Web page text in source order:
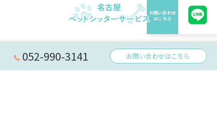
052-990-3141 お問い合わせはこちら
© 2026 愛知県名古屋のペットシッターなら名古屋ペットシッターサービス ALL RIGHTS
RESERVED.